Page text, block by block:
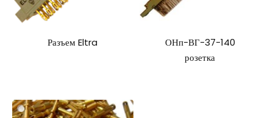
Разъем Eltra
ОНп-ВГ-37-140
розетка